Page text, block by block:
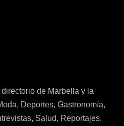
de Marbella y la
Deportes, Gastronomía,
Salud, Reportajes,